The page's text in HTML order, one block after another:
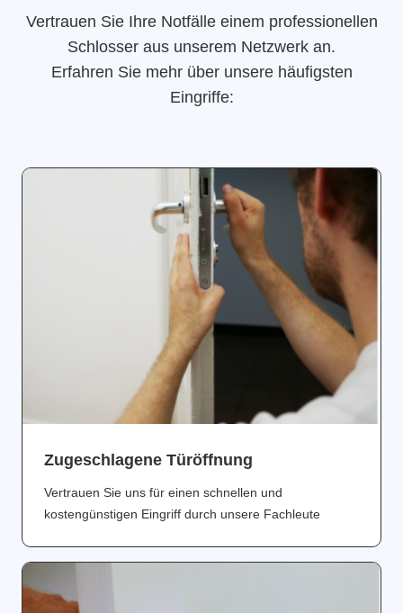
Vertrauen Sie Ihre Notfälle einem professionellen
Schlosser aus unserem Netzwerk an.
Erfahren Sie mehr über unsere häufigsten
Eingriffe:
Zugeschlagene Türöffnung
Vertrauen Sie uns für einen schnellen und
kostengünstigen Eingriff durch unsere Fachleute